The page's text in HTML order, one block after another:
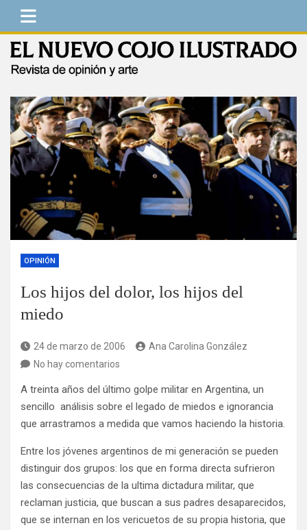
Saltar
contenido
OPINIÓN
Los hijos del dolor, los hijos del
miedo
24 de marzo de 2006
Ana Carolina González
No hay comentarios
A treinta años del último golpe militar en Argentina, un
sencillo análisis sobre el legado de miedos e ignorancia
que arrastramos a medida que vamos haciendo la historia.
Entre los jóvenes argentinos de mi generación se pueden
distinguir dos grupos: los que en forma directa sufrieron
las consecuencias de la ultima dictadura militar, que
reclaman justicia, que buscan a sus padres desaparecidos,
que se internan en los vericuetos de su propia historia, que